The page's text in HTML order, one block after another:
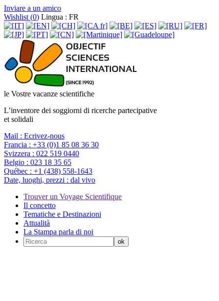
Inviare a un amico
Wishlist (0) Lingua : FR
le Vostre vacanze scientifiche
L’inventore dei soggiorni di ricerche partecipative
et solidali
Mail : Ecrivez-nous
Francia : +33 (0)1 85 08 36 30
Svizzera : 022 519 0440
Belgio : 023 18 35 65
Québec : +1 (438) 558-1643
Date, luoghi, prezzi : dal vivo
Trouver un Voyage Scientifique
Il concetto
Tematiche e Destinazioni
Attualità
La Stampa parla di noi